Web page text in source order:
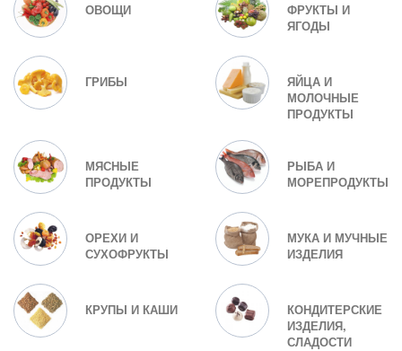
ОВОЩИ
ФРУКТЫ И
ЯГОДЫ
ГРИБЫ
ЯЙЦА И
МОЛОЧНЫЕ
ПРОДУКТЫ
МЯСНЫЕ
ПРОДУКТЫ
РЫБА И
МОРЕПРОДУКТЫ
ОРЕХИ И
СУХОФРУКТЫ
МУКА И МУЧНЫЕ
ИЗДЕЛИЯ
КРУПЫ И КАШИ
КОНДИТЕРСКИЕ
ИЗДЕЛИЯ,
СЛАДОСТИ